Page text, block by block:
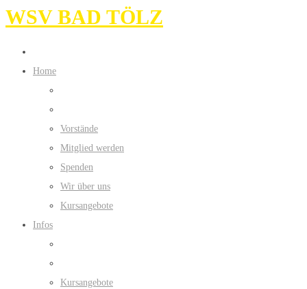
WSV BAD TÖLZ
Home
Vorstände
Mitglied werden
Spenden
Wir über uns
Kursangebote
Infos
Kursangebote